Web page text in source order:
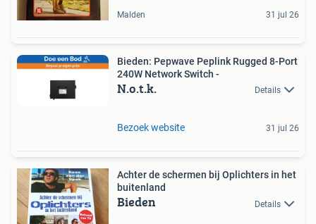
Malden 31 jul 26
Bieden: Pepwave Peplink Rugged 8-Port
240W Network Switch -
N.o.t.k. Details
Bezoek website 31 jul 26
Achter de schermen bij Oplichters in het
buitenland
Bieden Details